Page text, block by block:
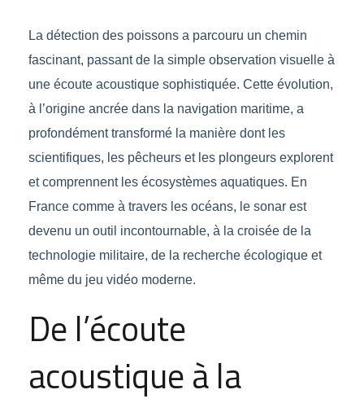
La détection des poissons a parcouru un chemin
fascinant, passant de la simple observation visuelle à
une écoute acoustique sophistiquée. Cette évolution,
à l’origine ancrée dans la navigation maritime, a
profondément transformé la manière dont les
scientifiques, les pêcheurs et les plongeurs explorent
et comprennent les écosystèmes aquatiques. En
France comme à travers les océans, le sonar est
devenu un outil incontournable, à la croisée de la
technologie militaire, de la recherche écologique et
même du jeu vidéo moderne.
De l’écoute
acoustique à la